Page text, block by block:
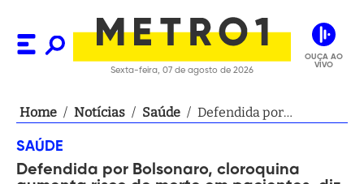
Sexta-feira, 07 de agosto de 2026
OUÇA AO
VIVO
Home / Notícias / Saúde / Defendida por
em pacientes, diz
SAÚDE
Defendida por Bolsonaro, cloroquina